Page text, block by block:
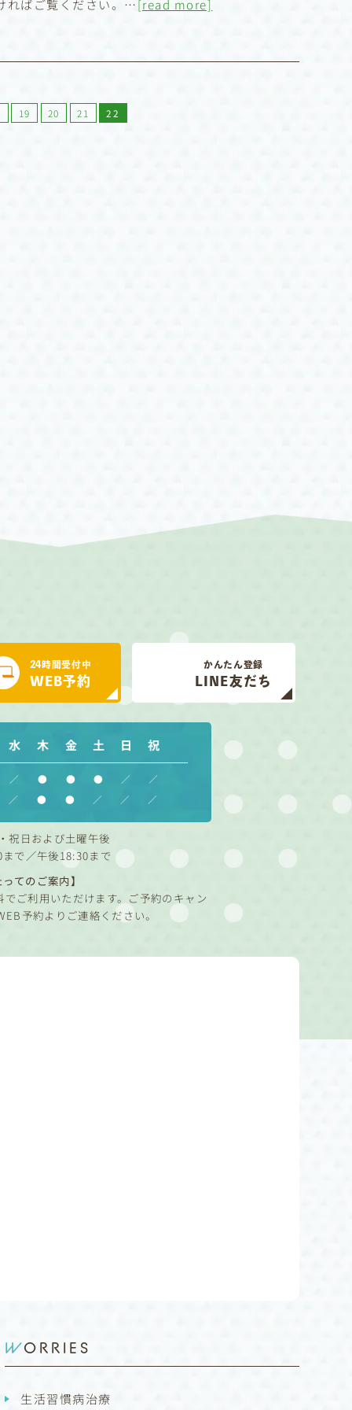
ればご覧ください。… [read more]
19 20 21 22
24時間受付中
WEB予約
かんたん登録
LINE友だち
水 木 金 土 日 祝
／ ● ● ● ／
／
／
● ● ／ ／ ／
祝日および土曜午後
で／午後18:30まで
てのご案内】
ご利用いただけます。ご予約のキャン
予約よりご連絡ください。
WORRIES
生活習慣病治療